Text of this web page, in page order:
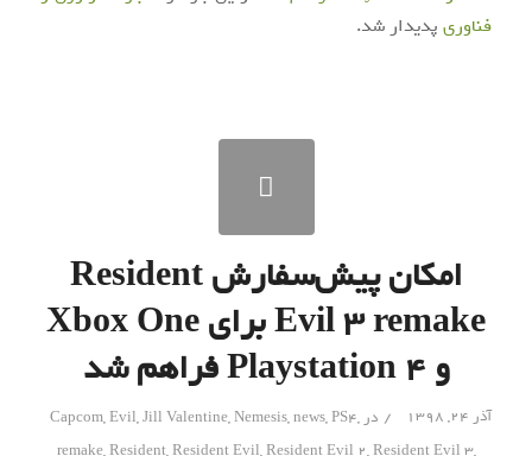
فناوریپدیدار شد.
امکان پیش‌سفارش Resident
Evil 3 remake برای Xbox One
و Playstation 4 فراهم شد
آذر ۲۴, ۱۳۹۸ / در Capcom,Evil,Jill Valentine,Nemesis,news,PS4,